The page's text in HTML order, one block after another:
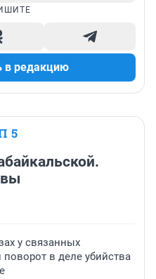
в редакцию
5
у связанных
в деле убийства